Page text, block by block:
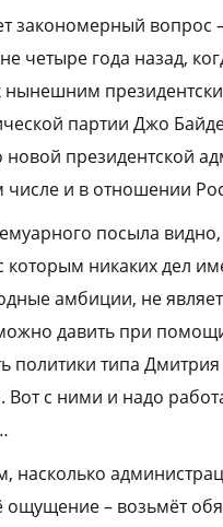
закономерный
четыре года назад,
партии Джо
новой президентской
и в отношении
посыла
никаких дел
амбиции, не
давить при
политики типа
Вот с ними и надо
насколько
– возьмёт